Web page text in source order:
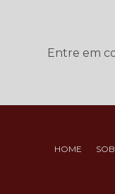
Entre em
HOME